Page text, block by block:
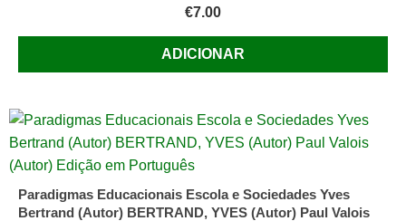
€7.00
ADICIONAR
Paradigmas Educacionais Escola e Sociedades Yves
Bertrand (Autor) BERTRAND, YVES (Autor) Paul Valois